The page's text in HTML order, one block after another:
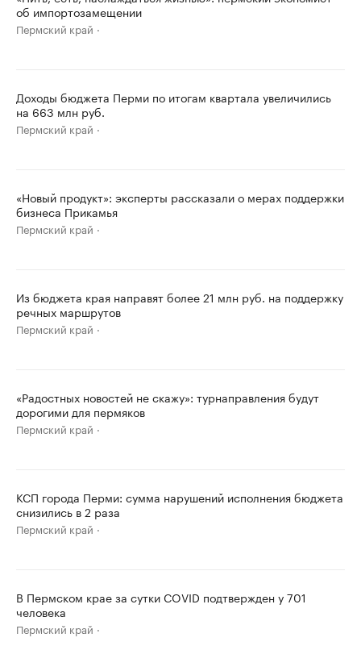
об импортозамещении
Пермский край
Доходы бюджета Перми по итогам квартала увеличились
на 663 млн руб.
Пермский край
«Новый продукт»: эксперты рассказали о мерах поддержки
бизнеса Прикамья
Пермский край
Из бюджета края направят более 21 млн руб. на поддержку
речных маршрутов
Пермский край
«Радостных новостей не скажу»: турнаправления будут
дорогими для пермяков
Пермский край
КСП города Перми: сумма нарушений исполнения бюджета
снизились в 2 раза
Пермский край
В Пермском крае за сутки COVID подтвержден у 701
человека
Пермский край